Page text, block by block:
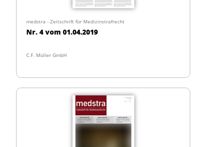
medstra - Zeitschrift für Medizinstrafrecht
Nr. 4 vom 01.04.2019
C.F. Müller GmbH